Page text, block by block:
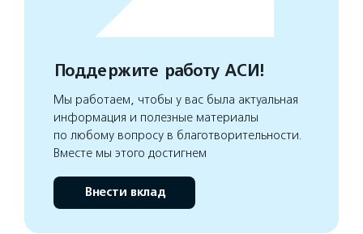
Поддержите работу АСИ!
Мы работаем, чтобы у вас была актуальная
информация и полезные материалы
по любому вопросу в благотворительности.
Вместе мы этого достигнем
Внести вклад